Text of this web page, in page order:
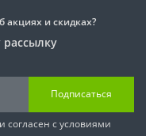
акциях и скидках?
Подписаться
и согласен с условиями